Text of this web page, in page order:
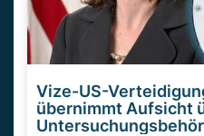
Vize-US-
übernimmt Aufsicht